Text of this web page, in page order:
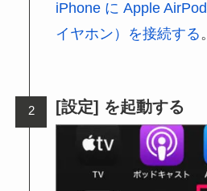
iPhone に Apple
イヤホン）を接続する 。
[設定] を起動する